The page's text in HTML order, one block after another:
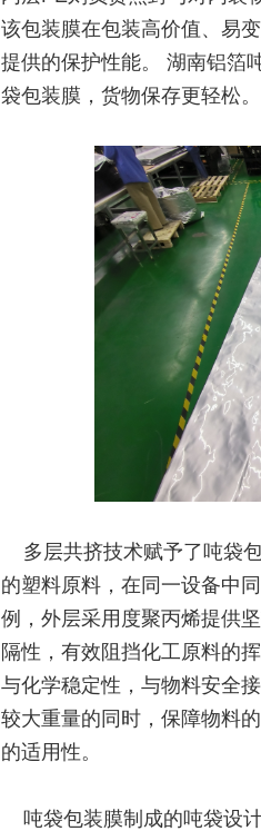
该包装膜在包装高价值、易
提供的保护性能。 湖南铝箔
袋包装膜，货物保存更轻松。
多层共挤技术赋予了吨袋
的塑料原料，在同一设备中
例，外层采用度聚丙烯提供
隔性，有效阻挡化工原料的
与化学稳定性，与物料安全
较大重量的同时，保障物料
的适用性。
吨袋包装膜制成的吨袋设